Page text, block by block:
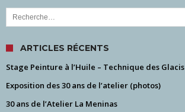
Rechercher :
ARTICLES RÉCENTS
Stage Peinture à l’Huile – Technique des Glacis
Exposition des 30 ans de l’atelier (photos)
30 ans de l’Atelier La Meninas